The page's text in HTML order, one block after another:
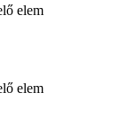
elem
elem